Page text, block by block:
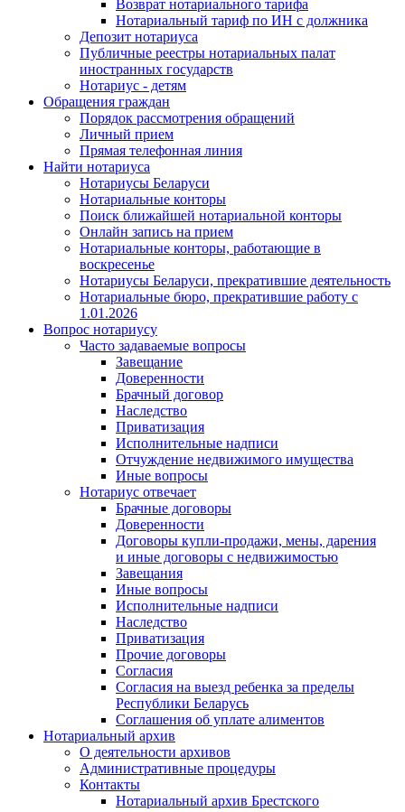
Возврат нотариального тарифа
Нотариальный тариф по ИН с должника
Депозит нотариуса
Публичные реестры нотариальных палат
иностранных государств
Нотариус - детям
Обращения граждан
Порядок рассмотрения обращений
Личный прием
Прямая телефонная линия
Найти нотариуса
Нотариусы Беларуси
Нотариальные конторы
Поиск ближайшей нотариальной конторы
Онлайн запись на прием
Нотариальные конторы, работающие в
воскресенье
Нотариусы Беларуси, прекратившие деятельность
Нотариальные бюро, прекратившие работу с
1.01.2026
Вопрос нотариусу
Часто задаваемые вопросы
Завещание
Доверенности
Брачный договор
Наследство
Приватизация
Исполнительные надписи
Отчуждение недвижимого имущества
Иные вопросы
Нотариус отвечает
Брачные договоры
Доверенности
Договоры купли-продажи, мены, дарения
и иные договоры с недвижимостью
Завещания
Иные вопросы
Исполнительные надписи
Наследство
Приватизация
Прочие договоры
Согласия
Согласия на выезд ребенка за пределы
Республики Беларусь
Соглашения об уплате алиментов
Нотариальный архив
О деятельности архивов
Административные процедуры
Контакты
Нотариальный архив Брестского